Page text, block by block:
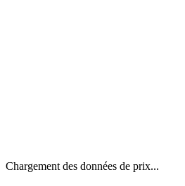
Chargement des données de prix...